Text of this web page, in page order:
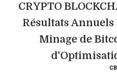
CRYPTO
Résultats
Minage de